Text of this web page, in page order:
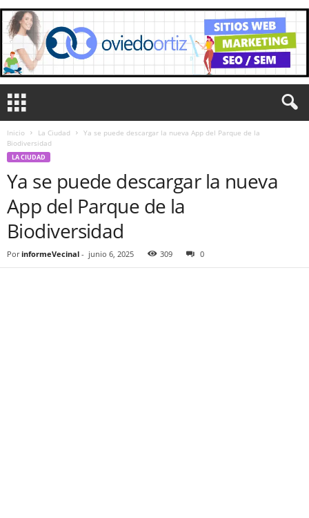
Inicio La Ciudad
Ya se puede descargar la nueva App del Parque de la
Biodiversidad
LA CIUDAD
Ya se puede descargar la nueva
App del Parque de la
Biodiversidad
Por informeVecinal - junio 6, 2025 309 0